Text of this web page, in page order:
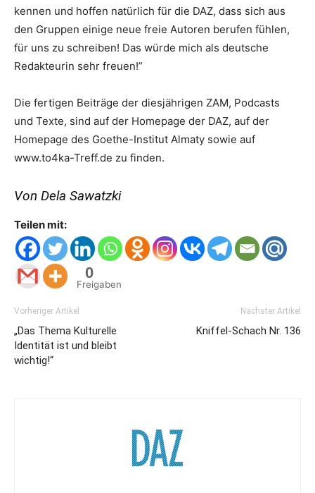
kennen und hoffen natürlich für die DAZ, dass sich aus
den Gruppen einige neue freie Autoren berufen fühlen,
für uns zu schreiben! Das würde mich als deutsche
Redakteurin sehr freuen!”
Die fertigen Beiträge der diesjährigen ZAM, Podcasts
und Texte, sind auf der Homepage der DAZ, auf der
Homepage des Goethe-Institut Almaty sowie auf
www.to4ka-Treff.de zu finden.
Von Dela Sawatzki
Teilen mit:
0
Freigaben
Vorheriger Artikel
„Das Thema Kulturelle
Identität ist und bleibt
wichtig!“
Nächster Artikel
Kniffel-Schach Nr. 136